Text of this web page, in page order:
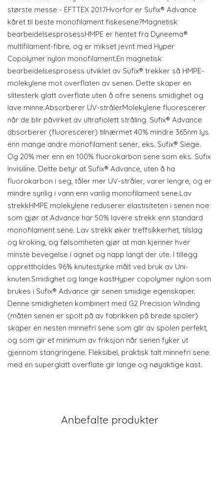
største messe - EFTTEX 2017Hvorfor er Sufix® Advance
kåret til beste monofilament fiskesene?Magnetisk
bearbeidelsesprosessHMPE er hentet fra Dyneema®
multifilament-fibre, og er mikset jevnt med Hyper
Copolymer nylon monofilament.En magnetisk
bearbeidelsesprosess utviklet av Sufix® trekker så HMPE-
molekylene mot overflaten av senen. Dette skaper en
slitesterk glatt overflate uten å ofre senens smidighet og
lave minne.Absorberer UV-strålerMolekylene fluorescerer
når de blir påvirket av ultrafiolett stråling. Sufix® Advance
absorberer (fluorescerer) tilnærmet 40% mindre 365nm lys
enn mange andre monofilament sener, eks. Sufix® Siege.
Og 20% mer enn en 100% fluorokarbon sene som eks. Sufix
Invisiline. Dette betyr at Sufix® Advance, uten å ha
fluorokarbon i seg, tåler mer UV-stråler, varer lengre, og er
mindre synlig i vann enn vanlig monofilament sene.Lav
strekkHMPE molekylene reduserer elastisiteten i senen noe
som gjør at Advance har 50% lavere strekk enn standard
monofilament sene. Lav strekk øker treffsikkerhet, tilslag
og kroking, og følsomheten gjør at man kjenner hver
minste bevegelse i agnet og napp langt der ute. I tillegg
opprettholdes 96% knutestyrke målt ved bruk av Uni-
knuten.Smidighet og lange kastHyper copolymer nylon som
brukes i Sufix® Advance gir senen smidige egenskaper.
Denne smidigheten kombinert med G2 Precision Winding
(måten senen er spolt på av fabrikken på brede spoler)
skaper en nesten minnefri sene som glir av spolen perfekt,
og som gir et minimum av friksjon når senen fyker ut
gjennom stangringene. Fleksibel, praktisk talt minnefri sene
med en superglatt overflate gir lange og nøyaktige kast.
Anbefalte produkter